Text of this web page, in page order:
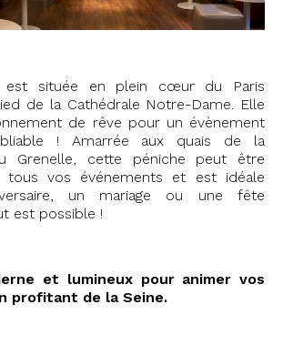
est située en plein cœur du Paris
de la Cathédrale Notre-Dame. Elle
de rêve pour un évènement
! Amarrée aux quais de la
Grenelle, cette péniche peut être
tous vos événements et est idéale
un mariage ou une fête
est possible !
et lumineux pour animer vos
profitant de la Seine.